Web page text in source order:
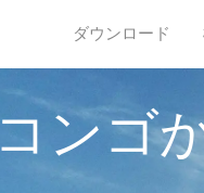
ダウンロード
コンゴ